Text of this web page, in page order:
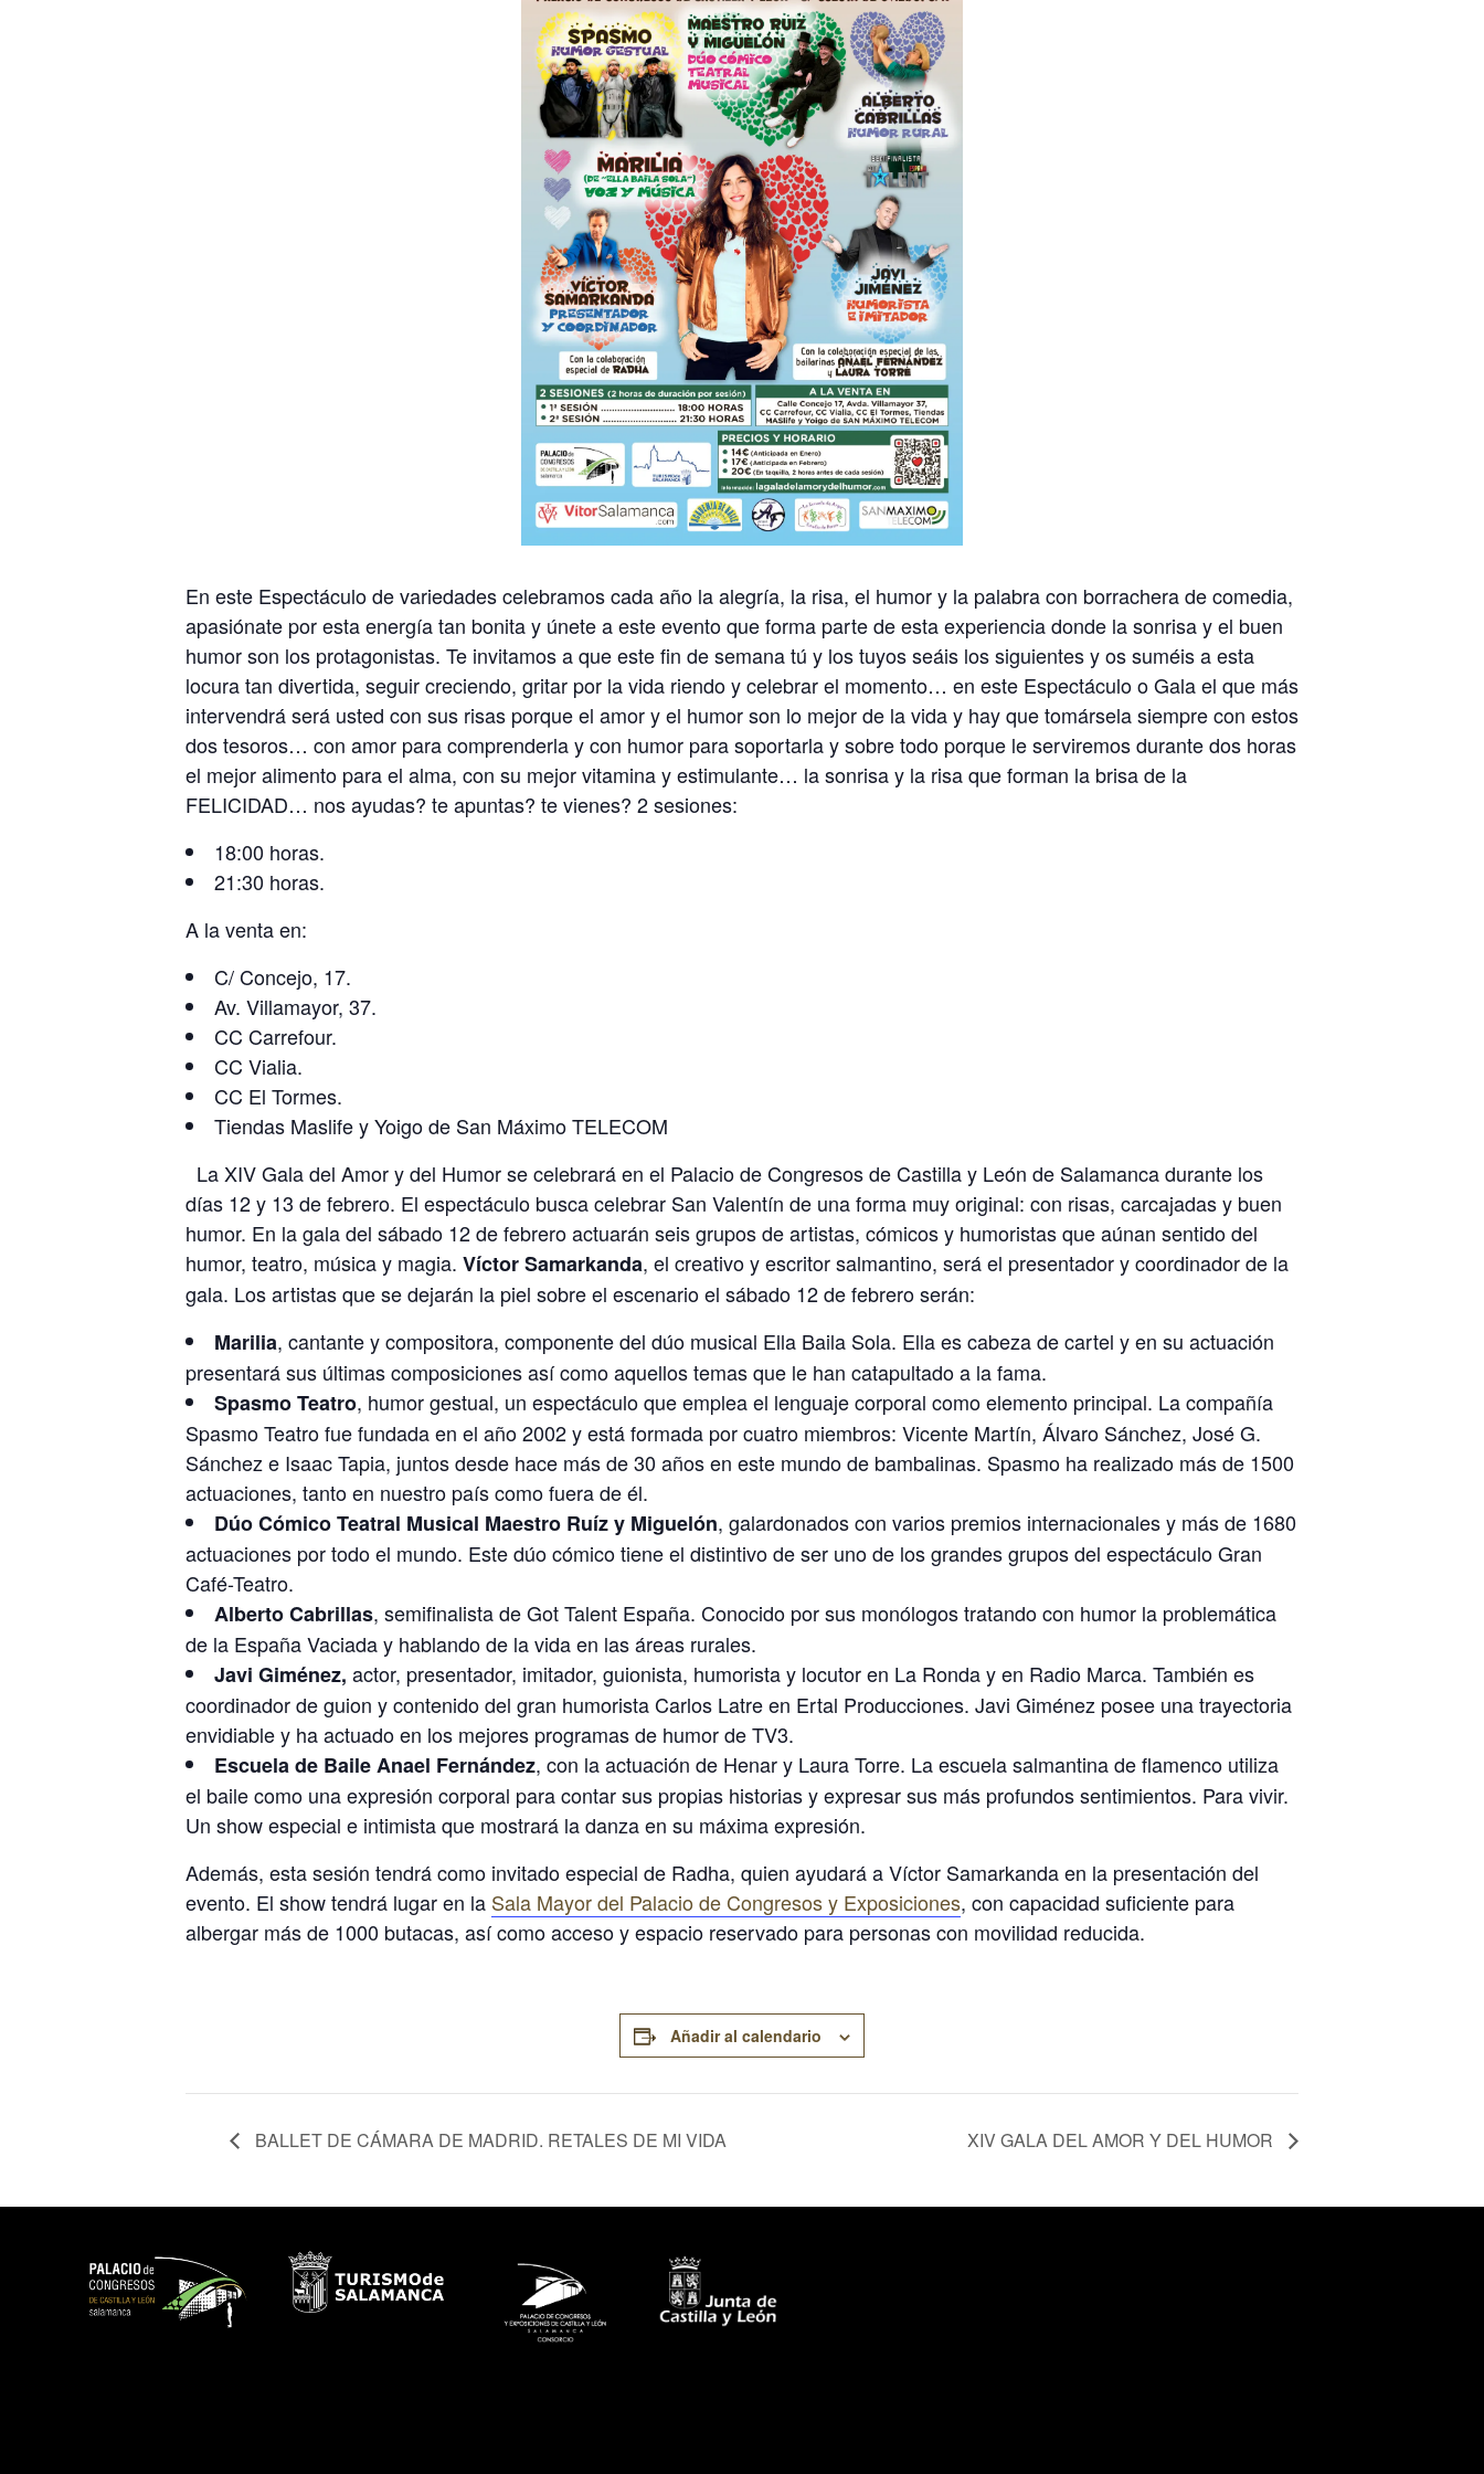
En este Espectáculo de variedades celebramos cada año la alegría, la risa, el humor y la palabra con borrachera de comedia,
apasiónate por esta energía tan bonita y únete a este evento que forma parte de esta experiencia donde la sonrisa y el buen
humor son los protagonistas. Te invitamos a que este fin de semana tú y los tuyos seáis los siguientes y os suméis a esta
locura tan divertida, seguir creciendo, gritar por la vida riendo y celebrar el momento… en este Espectáculo o Gala el que más
intervendrá será usted con sus risas porque el amor y el humor son lo mejor de la vida y hay que tomársela siempre con estos
dos tesoros… con amor para comprenderla y con humor para soportarla y sobre todo porque le serviremos durante dos horas
el mejor alimento para el alma, con su mejor vitamina y estimulante… la sonrisa y la risa que forman la brisa de la
FELICIDAD… nos ayudas? te apuntas? te vienes? 2 sesiones:
18:00 horas.
21:30 horas.
A la venta en:
C/ Concejo, 17.
Av. Villamayor, 37.
CC Carrefour.
CC Vialia.
CC El Tormes.
Tiendas Maslife y Yoigo de San Máximo TELECOM
La XIV Gala del Amor y del Humor se celebrará en el Palacio de Congresos de Castilla y León de Salamanca durante los
días 12 y 13 de febrero. El espectáculo busca celebrar San Valentín de una forma muy original: con risas, carcajadas y buen
humor. En la gala del sábado 12 de febrero actuarán seis grupos de artistas, cómicos y humoristas que aúnan sentido del
humor, teatro, música y magia. Víctor Samarkanda, el creativo y escritor salmantino, será el presentador y coordinador de la
gala. Los artistas que se dejarán la piel sobre el escenario el sábado 12 de febrero serán:
Marilia, cantante y compositora, componente del dúo musical Ella Baila Sola. Ella es cabeza de cartel y en su actuación
presentará sus últimas composiciones así como aquellos temas que le han catapultado a la fama.
Spasmo Teatro, humor gestual, un espectáculo que emplea el lenguaje corporal como elemento principal. La compañía
Spasmo Teatro fue fundada en el año 2002 y está formada por cuatro miembros: Vicente Martín, Álvaro Sánchez, José G.
Sánchez e Isaac Tapia, juntos desde hace más de 30 años en este mundo de bambalinas. Spasmo ha realizado más de 1500
actuaciones, tanto en nuestro país como fuera de él.
Dúo Cómico Teatral Musical Maestro Ruíz y Miguelón, galardonados con varios premios internacionales y más de 1680
actuaciones por todo el mundo. Este dúo cómico tiene el distintivo de ser uno de los grandes grupos del espectáculo Gran
Café-Teatro.
Alberto Cabrillas, semifinalista de Got Talent España. Conocido por sus monólogos tratando con humor la problemática
de la España Vaciada y hablando de la vida en las áreas rurales.
Javi Giménez, actor, presentador, imitador, guionista, humorista y locutor en La Ronda y en Radio Marca. También es
coordinador de guion y contenido del gran humorista Carlos Latre en Ertal Producciones. Javi Giménez posee una trayectoria
envidiable y ha actuado en los mejores programas de humor de TV3.
Escuela de Baile Anael Fernández, con la actuación de Henar y Laura Torre. La escuela salmantina de flamenco utiliza
el baile como una expresión corporal para contar sus propias historias y expresar sus más profundos sentimientos. Para vivir.
Un show especial e intimista que mostrará la danza en su máxima expresión.
Además, esta sesión tendrá como invitado especial de Radha, quien ayudará a Víctor Samarkanda en la presentación del
evento. El show tendrá lugar en la Sala Mayor del Palacio de Congresos y Exposiciones, con capacidad suficiente para
albergar más de 1000 butacas, así como acceso y espacio reservado para personas con movilidad reducida.
Añadir al calendario
BALLET DE CÁMARA DE MADRID. RETALES DE MI VIDA XIV GALA DEL AMOR Y DEL HUMOR